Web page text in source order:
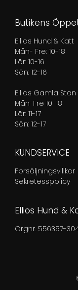
Butikens
Ellios Hund & Katt
Mån- Fre: 10-18
Lör: 10-16
Sön: 12-16
Ellios Gamla Stan
Mån-Fre 10-18
Lör: 11-17
Sön: 12-17
KUNDSERVICE
Försäljningsvillkor
Sekretesspolicy
Ellios Hund &
Orgnr. 556357-